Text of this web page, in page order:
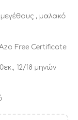
, μαλακό
Free Certificate
12/18 μηνών